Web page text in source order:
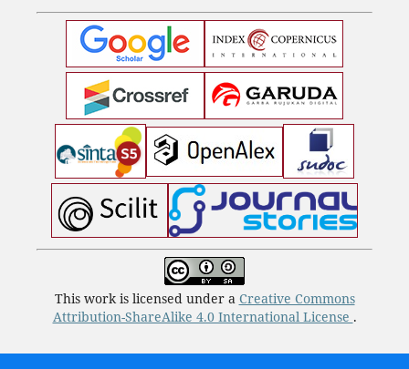
This work is licensed under a Creative Commons
Attribution-ShareAlike 4.0 International License .